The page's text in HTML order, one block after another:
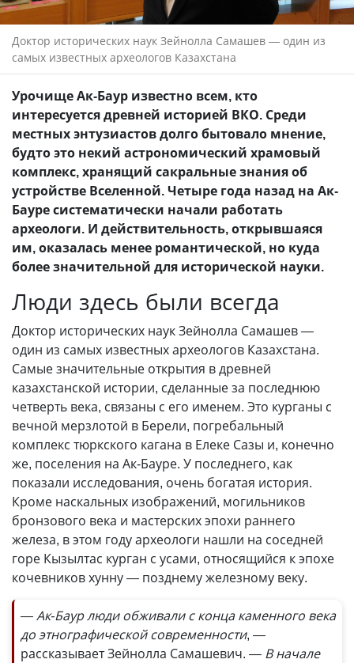
Доктор исторических наук Зейнолла Самашев — один из
самых известных археологов Казахстана
Урочище Ак-Баур известно всем, кто
интересуется древней историей ВКО. Среди
местных энтузиастов долго бытовало мнение,
будто это некий астрономический храмовый
комплекс, хранящий сакральные знания об
устройстве Вселенной. Четыре года назад на Ак-
Бауре систематически начали работать
археологи. И действительность, открывшаяся
им, оказалась менее романтической, но куда
более значительной для исторической науки.
Люди здесь были всегда
Доктор исторических наук Зейнолла Самашев —
один из самых известных археологов Казахстана.
Самые значительные открытия в древней
казахстанской истории, сделанные за последнюю
четверть века, связаны с его именем. Это курганы с
вечной мерзлотой в Берели, погребальный
комплекс тюркского кагана в Елеке Сазы и, конечно
же, поселения на Ак-Бауре. У последнего, как
показали исследования, очень богатая история.
Кроме наскальных изображений, могильников
бронзового века и мастерских эпохи раннего
железа, в этом году археологи нашли на соседней
горе Кызылтас курган с усами, относящийся к эпохе
кочевников хунну — позднему железному веку.
— Ак-Баур люди обживали с конца каменного века
до этнографической современности, —
рассказывает Зейнолла Самашевич. — В начале